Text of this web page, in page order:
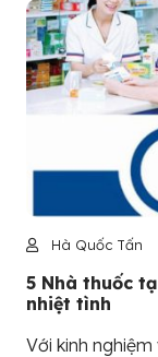
Hà Quốc Tấn
5 Nhà thuốc
nhiệt tình
Với kinh